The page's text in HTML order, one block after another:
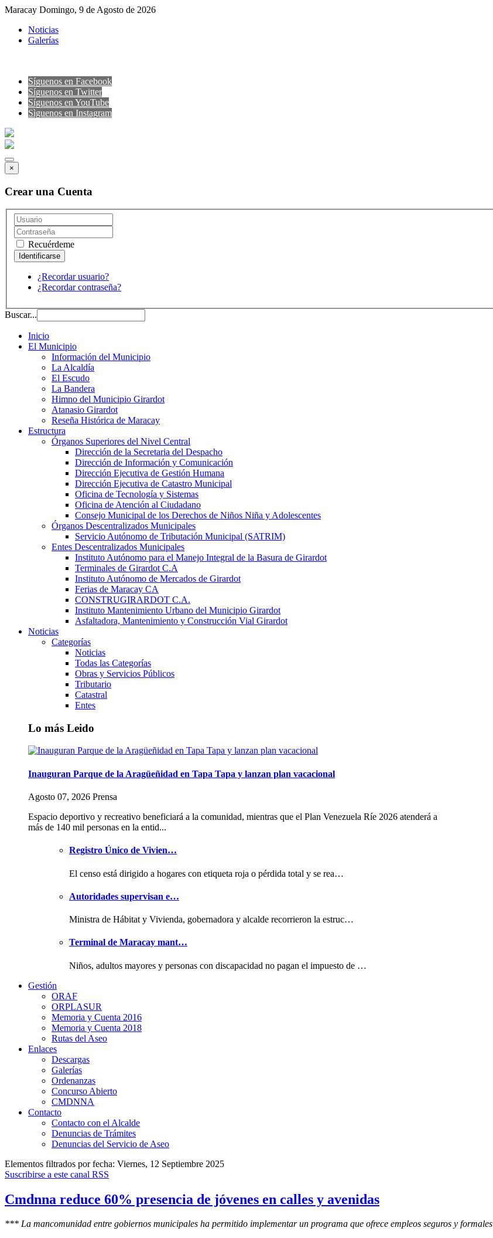
Maracay Domingo, 9 de Agosto de 2026
Noticias
Galerías
Síguenos en Facebook
Síguenos en Twitter
Síguenos en YouTube
Sìguenos en Instagram
×
Crear una Cuenta
Recuérdeme
¿Recordar usuario?
¿Recordar contraseña?
Buscar...
Inicio
El Municipio
Información del Municipio
La Alcaldía
El Escudo
La Bandera
Himno del Municipio Girardot
Atanasio Girardot
Reseña Histórica de Maracay
Estructura
Órganos Superiores del Nivel Central
Dirección de la Secretaria del Despacho
Dirección de Información y Comunicación
Dirección Ejecutiva de Gestión Humana
Dirección Ejecutiva de Catastro Municipal
Oficina de Tecnología y Sistemas
Oficina de Atención al Ciudadano
Consejo Municipal de los Derechos de Niños Niña y Adolescentes
Órganos Descentralizados Municipales
Servicio Autónomo de Tributación Municipal (SATRIM)
Entes Descentralizados Municipales
Instituto Autónomo para el Manejo Integral de la Basura de Girardot
Terminales de Girardot C.A
Instituto Autónomo de Mercados de Girardot
Ferias de Maracay CA
CONSTRUGIRARDOT C.A.
Instituto Mantenimiento Urbano del Municipio Girardot
Asfaltadora, Mantenimiento y Construcción Vial Girardot
Noticias
Categorías
Noticias
Todas las Categorías
Obras y Servicios Públicos
Tributario
Catastral
Entes
Lo más Leido
Inauguran Parque de la Aragüeñidad en Tapa Tapa y lanzan plan vacacional
Agosto 07, 2026 Prensa
Espacio deportivo y recreativo beneficiará a la comunidad, mientras que el Plan Venezuela Ríe 2026 atenderá a
más de 140 mil personas en la entid...
Registro Único de Vivien…
El censo está dirigido a hogares con etiqueta roja o pérdida total y se rea…
Autoridades supervisan e…
Ministra de Hábitat y Vivienda, gobernadora y alcalde recorrieron la estruc…
Terminal de Maracay mant…
Niños, adultos mayores y personas con discapacidad no pagan el impuesto de …
Gestión
ORAF
ORPLASUR
Memoria y Cuenta 2016
Memoria y Cuenta 2018
Rutas del Aseo
Enlaces
Descargas
Galerías
Ordenanzas
Concurso Abierto
CMDNNA
Contacto
Contacto con el Alcalde
Denuncias de Trámites
Denuncias del Servicio de Aseo
Elementos filtrados por fecha: Viernes, 12 Septiembre 2025
Suscribirse a este canal RSS
Cmdnna reduce 60% presencia de jóvenes en calles y avenidas
*** La mancomunidad entre gobiernos municipales ha permitido implementar un programa que ofrece empleos seguros y formales